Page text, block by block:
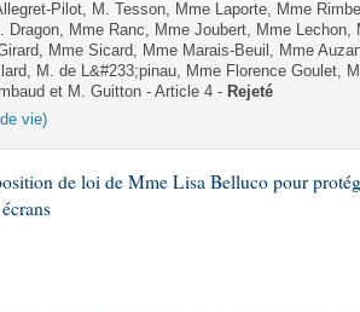
Pilot, M. Tesson, Mme Laporte, Mme
Dragon, Mme Ranc, Mme Joubert, Mme
Mme Sicard, Mme Marais-Beuil, Mme
M. de L&#233;pinau, Mme Florence Goulet,
et M. Guitton - Article 4 - Rejeté
vie)
de loi de Mme Lisa Belluco pour